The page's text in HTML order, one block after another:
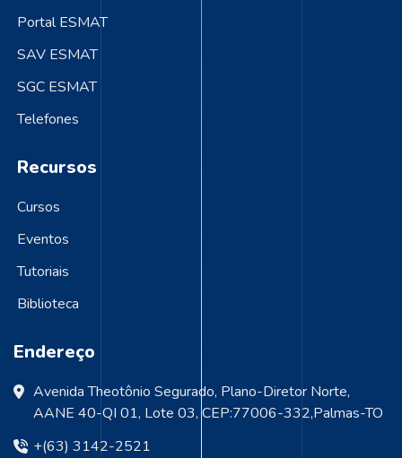
Portal ESMAT
SAV ESMAT
SGC ESMAT
Telefones
Recursos
Cursos
Eventos
Tutoriais
Biblioteca
Endereço
Avenida Theotônio Segurado, Plano-Diretor Norte,
AANE 40-QI 01, Lote 03, CEP:77006-332,Palmas-TO
+(63) 3142-2521